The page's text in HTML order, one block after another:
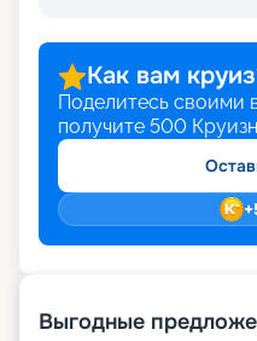
Как вам
Поделитесь своими
получите 500
+
Выгодные